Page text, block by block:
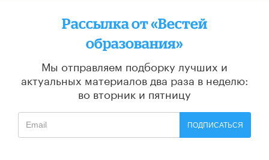
Рассылка от «Вестей
образования»
Мы отправляем подборку лучших и
актуальных материалов два раза в неделю:
во вторник и пятницу
ПОДПИСАТЬСЯ